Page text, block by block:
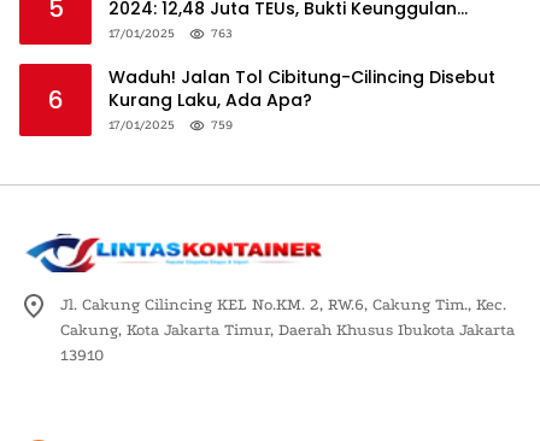
5
2024: 12,48 Juta TEUs, Bukti Keunggulan
Logistik Nasional
17/01/2025 763
6
Waduh! Jalan Tol Cibitung-Cilincing Disebut
Kurang Laku, Ada Apa?
17/01/2025 759
Jl. Cakung Cilincing KEL No.KM. 2, RW.6, Cakung Tim., Kec.
Cakung, Kota Jakarta Timur, Daerah Khusus Ibukota Jakarta
13910